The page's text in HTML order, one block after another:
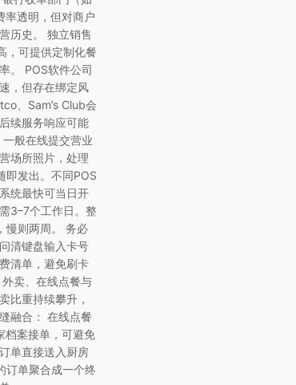
透明，但对商户
历史。 独立销售
，可提供定制化餐
。 POS软件公司
，但存在绑定风
、Sam’s Club会
续服务响应可能
般在线提交营业
场所照片，处理
即发出。不同POS
统最快可当日开
3–7个工作日。整
慢则两周。 务必
清键盘输入卡号
清单，避免刷卡
卖、在线点餐与
比重持续攀升，
融合： 在线点餐
档案接单，可避免
单直接送入厨房
订单聚合成一个终